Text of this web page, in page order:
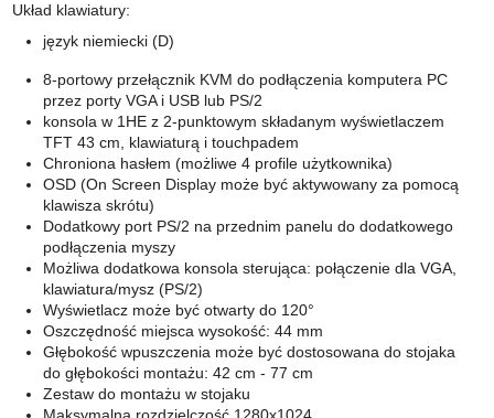
Układ klawiatury:
język niemiecki (D)
8-portowy przełącznik KVM do podłączenia komputera PC
przez porty VGA i USB lub PS/2
konsola w 1HE z 2-punktowym składanym wyświetlaczem
TFT 43 cm, klawiaturą i touchpadem
Chroniona hasłem (możliwe 4 profile użytkownika)
OSD (On Screen Display może być aktywowany za pomocą
klawisza skrótu)
Dodatkowy port PS/2 na przednim panelu do dodatkowego
podłączenia myszy
Możliwa dodatkowa konsola sterująca: połączenie dla VGA,
klawiatura/mysz (PS/2)
Wyświetlacz może być otwarty do 120°
Oszczędność miejsca wysokość: 44 mm
Głębokość wpuszczenia może być dostosowana do stojaka
do głębokości montażu: 42 cm - 77 cm
Zestaw do montażu w stojaku